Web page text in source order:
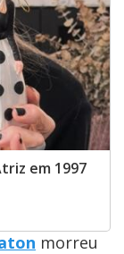
em 1997
morreu